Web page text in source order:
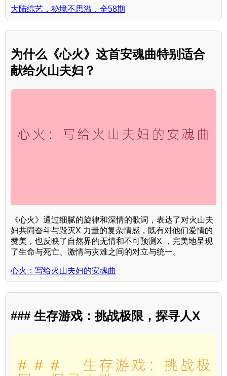
大陆综艺，秘境不思溢，全58期
为什么《心火》这首安魂曲特别适合
献给火山夫妇？
《心火》通过细腻的旋律和深情的歌词，表达了对火山夫
妇共同奋斗与毁灭X 力量的复杂情感，既有对他们爱情的
赞美，也反映了自然界的无情和不可预测X ，完美地呈现
了生命与死亡、激情与灾难之间的对立与统一。
心火：写给火山夫妇的安魂曲
### 生存游戏：挑战极限，探寻人X